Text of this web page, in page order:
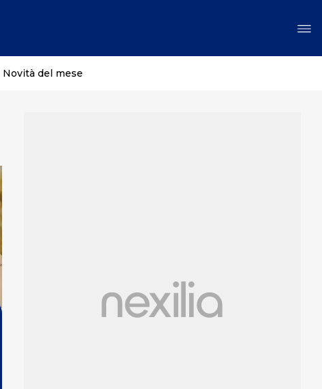
Novità del mese